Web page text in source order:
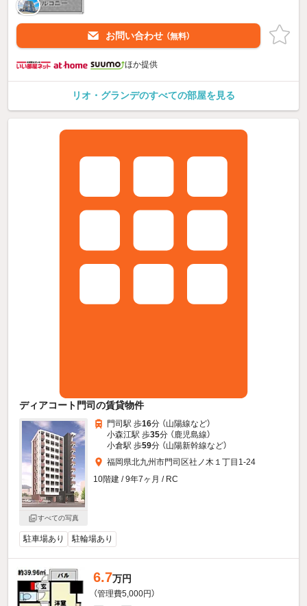
お問い合わせ （無料）
ほか提供
リオ・グランデのすべての部屋を見る
ディアコート門司の賃貸物件
すべての写真
門司駅 歩16分 （山陽線など）
小森江駅 歩35分 （鹿児島線）
小倉駅 歩59分 （山陽新幹線など）
福岡県北九州市門司区社ノ木１丁目1-24
10階建 / 9年7ヶ月 / RC
駐車場あり 駐輪場あり
6.7万円
（管理費5,000円）